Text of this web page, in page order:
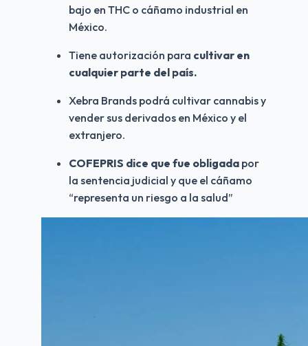
bajo en THC o cáñamo industrial en
México.
Tiene autorización para cultivar en
cualquier parte del país.
Xebra Brands podrá cultivar cannabis y
vender sus derivados en México y el
extranjero.
COFEPRIS dice que fue obligada por
la sentencia judicial y que el cáñamo
“representa un riesgo a la salud”